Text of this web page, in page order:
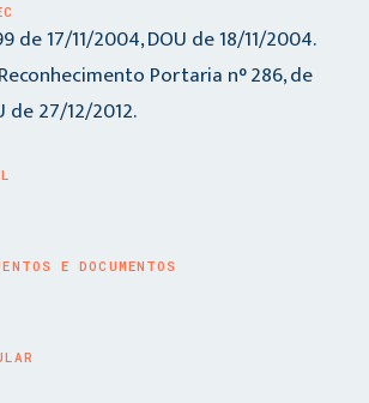
de 17/11/2004, DOU de 18/11/2004.
Portaria n° 286, de
de 27/12/2012.
E DOCUMENTOS